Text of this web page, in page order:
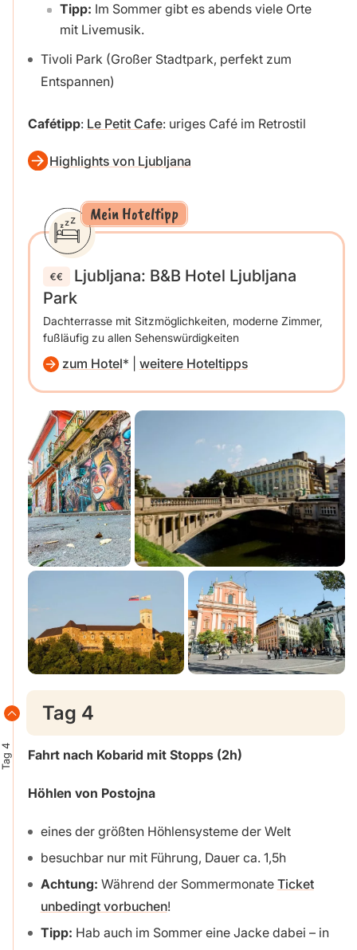
Tipp: Im Sommer gibt es abends viele Orte
mit Livemusik.
Tivoli Park (Großer Stadtpark, perfekt zum
Entspannen)
Cafétipp: Le Petit Cafe: uriges Café im Retrostil
Highlights von Ljubljana
Mein Hoteltipp
Ljubljana: B&B Hotel Ljubljana
Park
Dachterrasse mit Sitzmöglichkeiten, moderne Zimmer,
fußläufig zu allen Sehenswürdigkeiten
zum Hotel weitere Hoteltipps
Tag 4
Tag 4
Fahrt nach Kobarid mit Stopps (2h)
Höhlen von Postojna
eines der größten Höhlensysteme der Welt
besuchbar nur mit Führung, Dauer ca. 1,5h
Achtung: Während der Sommermonate Ticket
unbedingt vorbuchen!
Tipp: Hab auch im Sommer eine Jacke dabei – in